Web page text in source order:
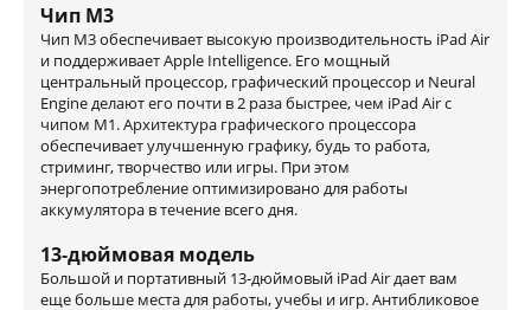
Чип M3
Чип M3 обеспечивает высокую производительность iPad Air
и поддерживает Apple Intelligence. Его мощный
центральный процессор, графический процессор и Neural
Engine делают его почти в 2 раза быстрее, чем iPad Air с
чипом M1. Архитектура графического процессора
обеспечивает улучшенную графику, будь то работа,
стриминг, творчество или игры. При этом
энергопотребление оптимизировано для работы
аккумулятора в течение всего дня.
13‑дюймовая модель
Большой и портативный 13-дюймовый iPad Air дает вам
еще больше места для работы, учебы и игр. Антибликовое